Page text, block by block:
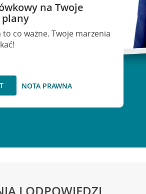
na Twoje
co ważne. Twoje marzenia
NOTA PRAWNA